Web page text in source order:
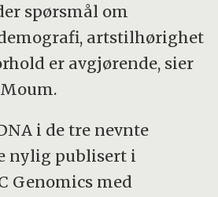
spørsmål om
artstilhørighet
er avgjørende, sier
i de tre nevnte
nylig publisert i
Genomics med